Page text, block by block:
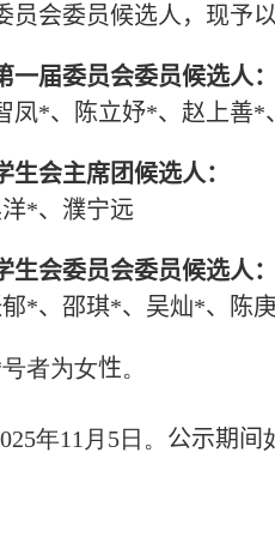
会委员候选人，现予以
届委员会委员候选人：
凤*、陈立妤*、赵上善*
会主席团候选人：
*、濮宁远
会委员会委员候选人：
*、 邵琪*、 吴灿*、 陈
号者为女性。
5年11 月 5日。 公示期间